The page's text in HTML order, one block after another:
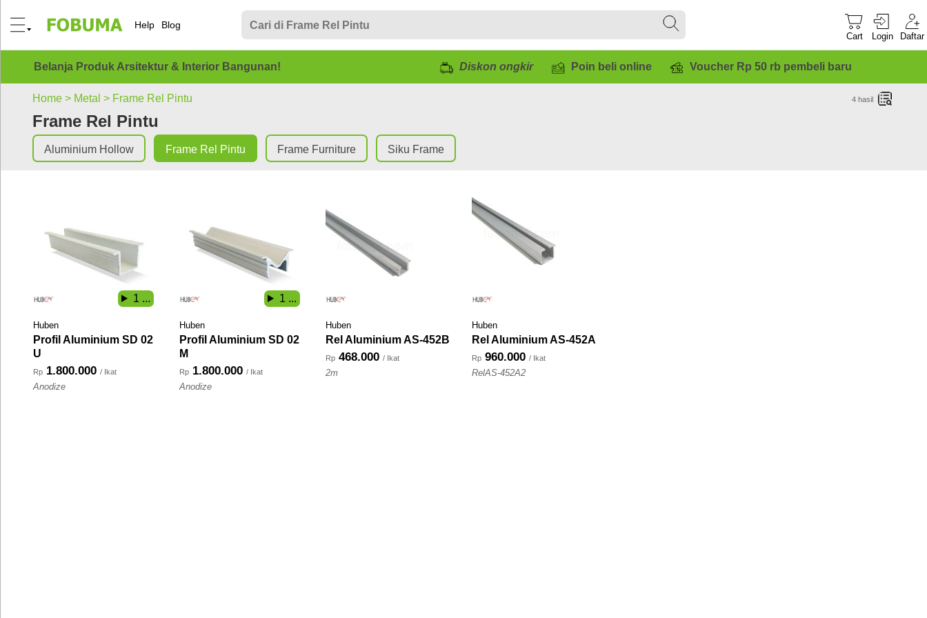
Help Blog
Cart Login Daftar
Belanja Produk Arsitektur & Interior Bangunan! Diskon ongkir Poin beli online Voucher Rp 50 rb pembeli baru
Home > Metal > Frame Rel Pintu
Frame Rel Pintu
4 hasil
Aluminium Hollow Frame Rel Pintu Frame Furniture Siku Frame
Huben
Profil Aluminium SD 02
U
Rp 1.800.000 / Ikat
Anodize
1 ...
Huben
Profil Aluminium SD 02
M
Rp 1.800.000 / Ikat
Anodize
1 ...
Huben
Rel Aluminium AS-452B
Rp 468.000 / Ikat
2m
Huben
Rel Aluminium AS-452A
Rp 960.000 / Ikat
RelAS-452A2